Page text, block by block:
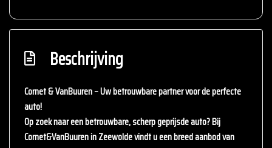
Beschrijving
Cornet & VanBuuren – Uw betrouwbare partner voor de perfecte
auto!
Op zoek naar een betrouwbare, scherp geprijsde auto? Bij
Cornet&VanBuurenin Zeewolde vindt u een breed aanbod van